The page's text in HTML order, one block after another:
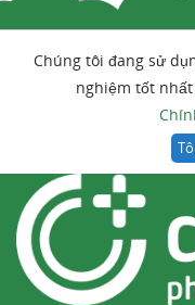
Chúng tôi đang sử
nghiệm tốt